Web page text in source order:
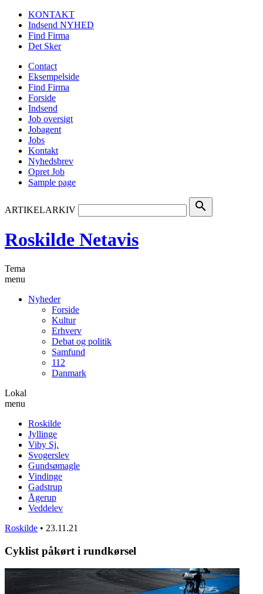
KONTAKT
Indsend NYHED
Find Firma
Det Sker
Contact
Eksempelside
Find Firma
Forside
Indsend
Job oversigt
Jobagent
Jobs
Kontakt
Nyhedsbrev
Opret Job
Sample page
ARTIKELARKIV search
Roskilde Netavis
Tema
menu
Nyheder
Forside
Kultur
Erhverv
Debat og politik
Samfund
112
Danmark
Lokal
menu
Roskilde
Jyllinge
Viby Sj.
Svogerslev
Gundsømagle
Vindinge
Gadstrup
Ågerup
Veddelev
Roskilde • 23.11.21
Cyklist påkørt i rundkørsel